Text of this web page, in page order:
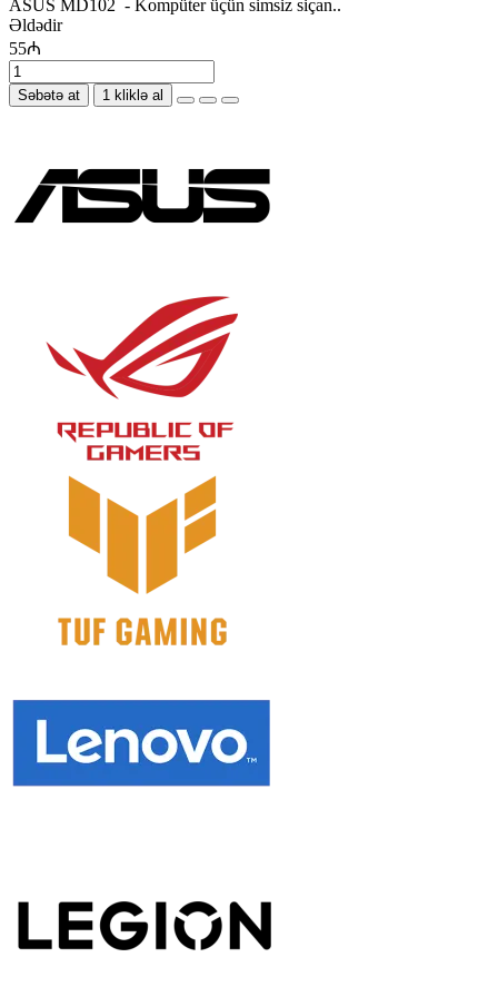
ASUS MD102 - Kompüter üçün simsiz siçan..
Əldədir
55₼
Səbətə at 1 kliklə al